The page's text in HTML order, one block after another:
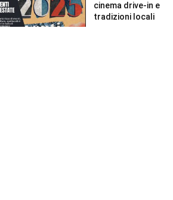
cinema drive-in e
tradizioni locali